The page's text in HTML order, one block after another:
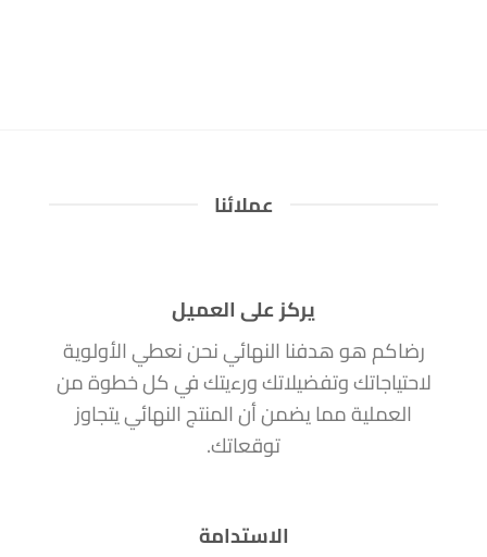
عملائنا
يركز على العميل
رضاكم هو هدفنا النهائي نحن نعطي الأولوية
لاحتياجاتك وتفضيلاتك ورءيتك في كل خطوة من
العملية مما يضمن أن المنتج النهائي يتجاوز
توقعاتك.
الاستدامة